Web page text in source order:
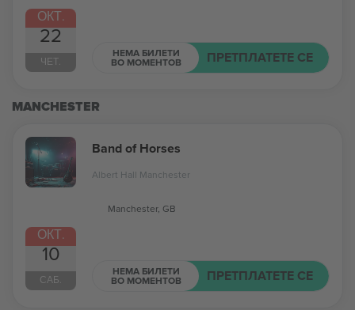
ОКТ.
22
ЧЕТ.
НЕМА БИЛЕТИ
ВО МОМЕНТОВ ПРЕТПЛАТЕТЕ СЕ
MANCHESTER
ОКТ.
10
САБ.
Band of Horses
Albert Hall Manchester
Manchester, GB
НЕМА БИЛЕТИ
ВО МОМЕНТОВ ПРЕТПЛАТЕТЕ СЕ